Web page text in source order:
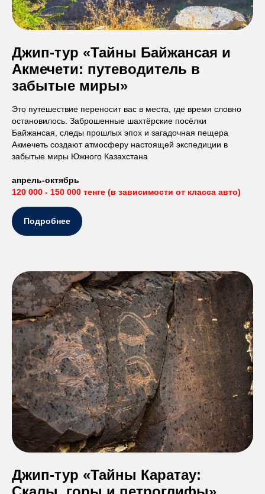
Джип-тур «Тайны Байжансая и
Акмечети: путеводитель в
забытые миры»
Это путешествие переносит вас в места, где время словно
остановилось. Заброшенные шахтёрские посёлки
Байжансая, следы прошлых эпох и загадочная пещера
Акмечеть создают атмосферу настоящей экспедиции в
забытые миры Южного Казахстана
апрель-октябрь
120 000 - 150 000 тенге (в зависимости от класса авто)
Подробнее
Джип-тур «Тайны Каратау: